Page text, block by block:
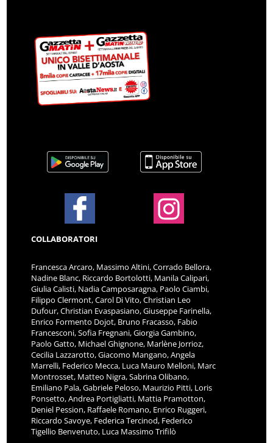
COLLABORATORI
Francesca Arcaro, Massimo Altini, Corrado Bellora,
Nadine Blanc, Riccardo Bortolotti, Manila Calipari,
Giulia Calisti, Nadia Camposaragna, Paolo Ciambi,
Filippo Clermont, Carol Di Vito, Christian Leo
Dufour, Christian Evaspasiano, Giuseppe Farinella,
Enrico Formento Dojot, Bruno Fracasso, Fabio
Francesconi, Sofia Fregnani, Giorgia Gambino,
Paolo Gatto, Michael Ghignone, Marlène Jorrioz,
Cecilia Lazzarotto, Giacomo Mangano, Angela
Marrelli, Federico Mecca, Luca Mauro Melloni, Marc
Montrosset, Matteo Nigra, Sabrina Olibano,
Emiliano Pala, Gabriele Peloso, Maurizio Pitti, Loris
Ponsetto, Andrea Portigliatti, Mattia Pramotton,
Deniel Pession, Raffaele Romano, Enrico Ruggeri,
Riccardo Savoye, Federica Tercinod, Federico
Tigellio Benvenuto, Luca Massimo Trifilò